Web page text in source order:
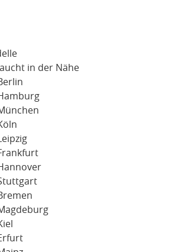
in der Nähe